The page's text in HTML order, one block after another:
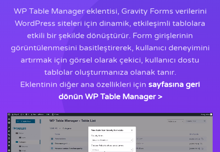
WP Table Manager eklentisi, Gravity Forms verilerini
WordPress siteleri için dinamik, etkileşimli tablolara
etkili bir şekilde dönüştürür. Form girişlerinin
görüntülenmesini basitleştirerek, kullanıcı deneyimini
artırmak için görsel olarak çekici, kullanıcı dostu
tablolar oluşturmanıza olanak tanır.
Eklentinin diğer ana özellikleri için sayfasına geri
dönün WP Table Manager >